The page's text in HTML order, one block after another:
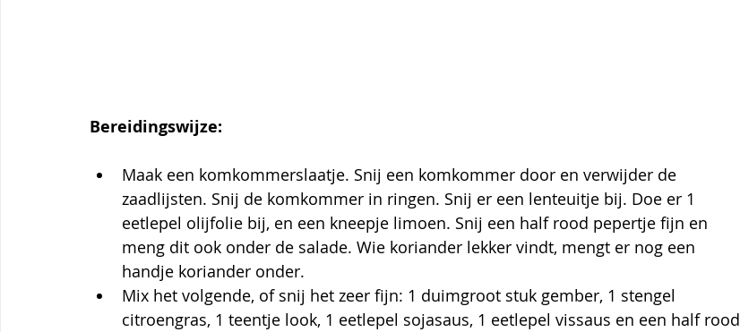
Bereidingswijze:
Maak een komkommerslaatje. Snij een komkommer door en verwijder de
zaadlijsten. Snij de komkommer in ringen. Snij er een lenteuitje bij. Doe er 1
eetlepel olijfolie bij, en een kneepje limoen. Snij een half rood pepertje fijn en
meng dit ook onder de salade. Wie koriander lekker vindt, mengt er nog een
handje koriander onder.
Mix het volgende, of snij het zeer fijn: 1 duimgroot stuk gember, 1 stengel
citroengras, 1 teentje look, 1 eetlepel sojasaus, 1 eetlepel vissaus en een half rood